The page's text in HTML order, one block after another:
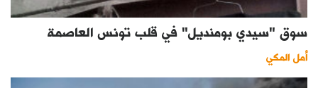
سوق "سيدي بومنديل" في قلب تونس العاصمة
أمل المكي